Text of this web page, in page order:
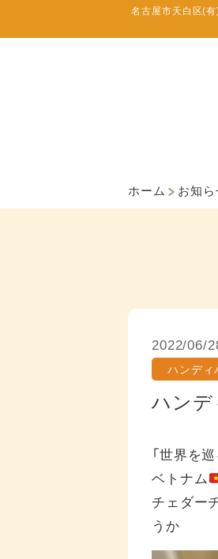
名古屋市天白区(
ホーム お知
2022/06/
ハンディ
ハンデ
「世界を
ベトナム
チェダー
うか